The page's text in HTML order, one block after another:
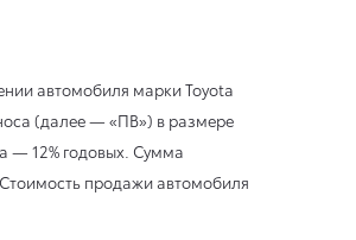
автомобиля марки Toyota
(далее — «ПВ») в размере
— 12% годовых. Сумма
продажи автомобиля